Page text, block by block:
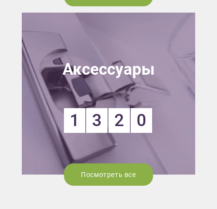
Аксессуары
1 3 2 0
Посмотреть все